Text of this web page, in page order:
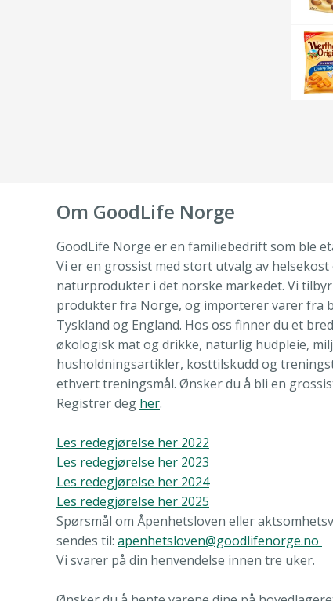
Om GoodLife Norge
GoodLife Norge er en familiebedrift som ble
Vi er en grossist med stort utvalg av helsekost
naturprodukter i det norske markedet. Vi
produkter fra Norge, og importerer varer fra
Tyskland og England. Hos oss finner du et
økologisk mat og drikke, naturlig hudpleie,
husholdningsartikler, kosttilskudd og
ethvert treningsmål. Ønsker du å bli en
Registrer deg her.
Les redegjørelse her 2022
Les redegjørelse her 2023
Les redegjørelse her 2024
Les redegjørelse her 2025
Spørsmål om Åpenhetsloven eller
sendes til: apenhetsloven@goodlifenorge.no
Vi svarer på din henvendelse innen tre uker.